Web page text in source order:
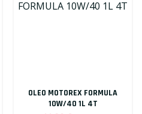
OLEO MOTOREX FORMULA
10W/40 1L 4T